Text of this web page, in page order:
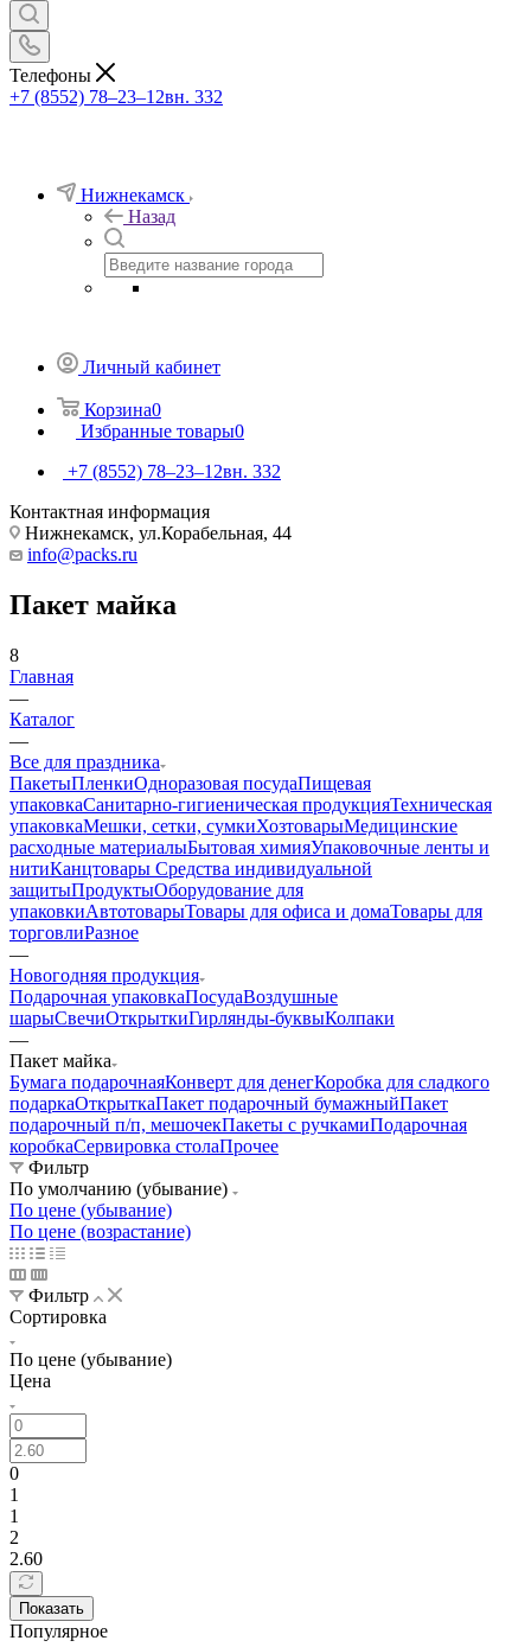
Телефоны
+7 (8552) 78‒23‒12вн. 332
Нижнекамск
Назад
Личный кабинет
Корзина0
Избранные товары0
+7 (8552) 78‒23‒12вн. 332
Контактная информация
Нижнекамск, ​ул.Корабельная, 44
info@packs.ru
Пакет майка
8
Главная
—
Каталог
—
Все для праздника
ПакетыПленкиОдноразовая посудаПищевая
упаковкаСанитарно-гигиеническая продукцияТехническая
упаковкаМешки, сетки, сумкиХозтоварыМедицинские
расходные материалыБытовая химияУпаковочные ленты и
нитиКанцтовары Средства индивидуальной
защитыПродуктыОборудование для
упаковкиАвтотоварыТовары для офиса и домаТовары для
торговлиРазное
—
Новогодняя продукция
Подарочная упаковкаПосудаВоздушные
шарыСвечиОткрыткиГирлянды-буквыКолпаки
—
Пакет майка
Бумага подарочнаяКонверт для денегКоробка для сладкого
подаркаОткрыткаПакет подарочный бумажныйПакет
подарочный п/п, мешочекПакеты с ручкамиПодарочная
коробкаСервировка столаПрочее
Фильтр
По умолчанию (убывание)
По цене (убывание)
По цене (возрастание)
Фильтр
Сортировка
По цене (убывание)
Цена
0
1
1
2
2.60
Показать
Популярное